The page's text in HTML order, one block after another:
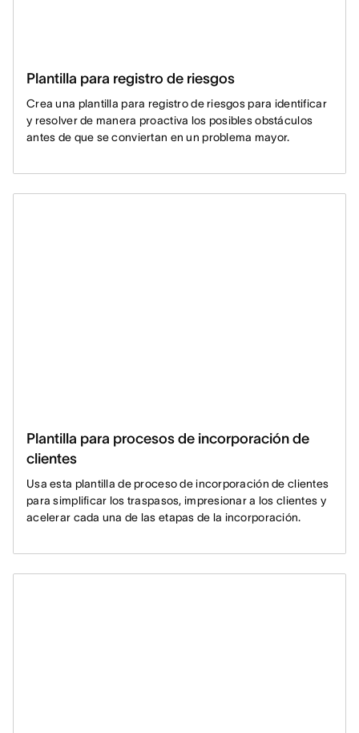
Plantilla para registro de riesgos
Crea una plantilla para registro de riesgos para identificar
y resolver de manera proactiva los posibles obstáculos
antes de que se conviertan en un problema mayor.
Plantilla para procesos de incorporación de
clientes
Usa esta plantilla de proceso de incorporación de clientes
para simplificar los traspasos, impresionar a los clientes y
acelerar cada una de las etapas de la incorporación.